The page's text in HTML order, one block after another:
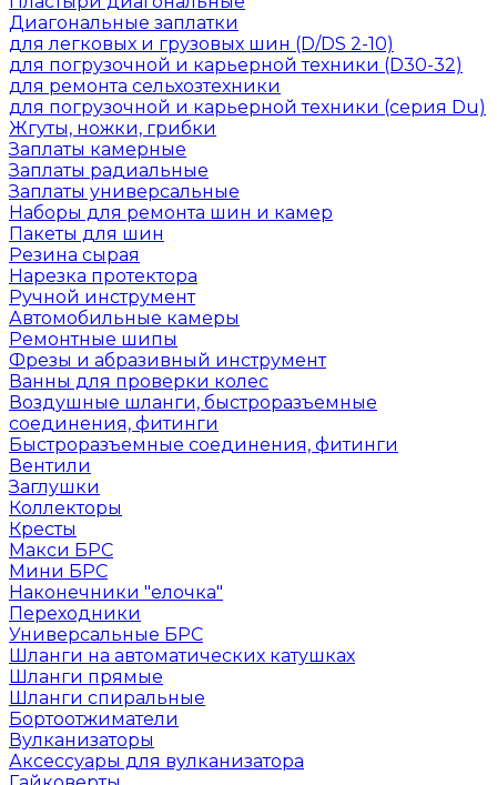
Диагональные заплатки
для легковых и грузовых шин (D/DS 2-10)
для погрузочной и карьерной техники (D30-32)
для ремонта сельхозтехники
для погрузочной и карьерной техники (серия Du)
Жгуты, ножки, грибки
Заплаты камерные
Заплаты радиальные
Заплаты универсальные
Наборы для ремонта шин и камер
Пакеты для шин
Резина сырая
Нарезка протектора
Ручной инструмент
Автомобильные камеры
Ремонтные шипы
Фрезы и абразивный инструмент
Ванны для проверки колес
Воздушные шланги, быстроразъемные
соединения, фитинги
Быстроразъемные соединения, фитинги
Вентили
Заглушки
Коллекторы
Кресты
Макси БРС
Мини БРС
Наконечники "елочка"
Переходники
Универсальные БРС
Шланги на автоматических катушках
Шланги прямые
Шланги спиральные
Бортоотжиматели
Вулканизаторы
Аксессуары для вулканизатора